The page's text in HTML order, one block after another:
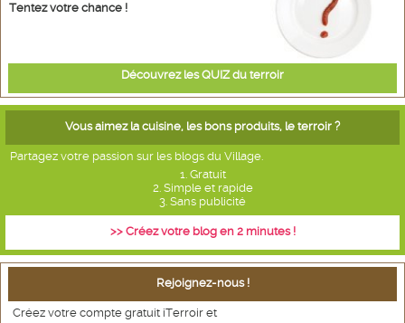
Tentez votre chance !
Découvrez les QUIZ du terroir
Vous aimez la cuisine, les bons produits, le terroir ?
Partagez votre passion sur les blogs du Village.
1. Gratuit
2. Simple et rapide
3. Sans publicité
>> Créez votre blog en 2 minutes !
Rejoignez-nous !
Créez votre compte gratuit iTerroir et